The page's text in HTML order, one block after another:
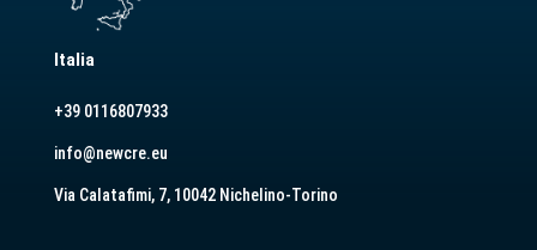
Italia
+39 0116807933
info@newcre.eu
Via Calatafimi, 7, 10042 Nichelino-Torino